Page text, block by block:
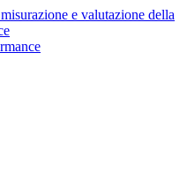
e valutazione della